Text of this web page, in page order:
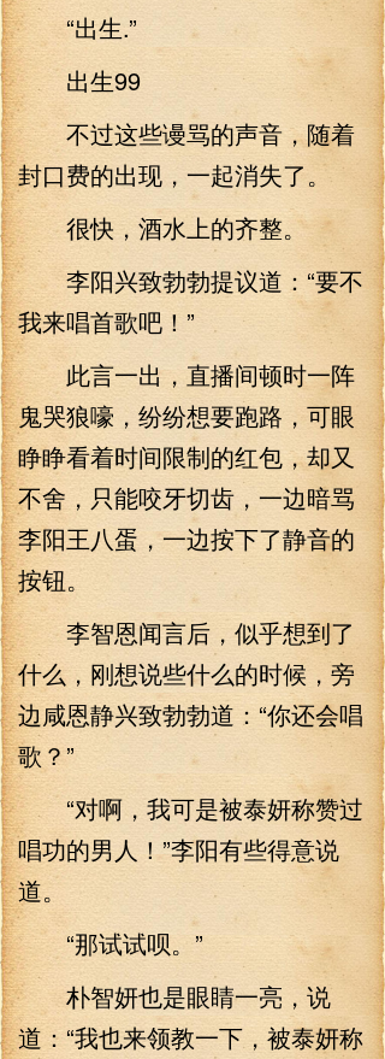
“出生.”
出生99
不过这些谩骂的声音，随着
封口费的出现，一起消失了。
很快，酒水上的齐整。
李阳兴致勃勃提议道：“要不
我来唱首歌吧！”
此言一出，直播间顿时一阵
鬼哭狼嚎，纷纷想要跑路，可眼
睁睁看着时间限制的红包，却又
不舍，只能咬牙切齿，一边暗骂
李阳王八蛋，一边按下了静音的
按钮。
李智恩闻言后，似乎想到了
什么，刚想说些什么的时候，旁
边咸恩静兴致勃勃道：“你还会唱
歌？”
“对啊，我可是被泰妍称赞过
唱功的男人！”李阳有些得意说
道。
“那试试呗。”
朴智妍也是眼睛一亮，说
道：“我也来领教一下，被泰妍称